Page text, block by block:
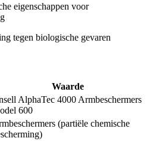
eigenschappen voor
tegen biologische gevaren
Waarde
AlphaTec 4000 Armbeschermers
600
(partiële chemische